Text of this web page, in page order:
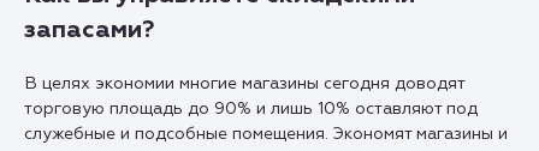
запасами?
В целях экономии многие магазины сегодня доводят
торговую площадь до 90% и лишь 10% оставляют под
служебные и подсобные помещения. Экономят магазины и